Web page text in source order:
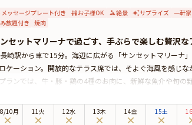
メッセージプレート付き お子様OK 絶景 サプライズ 一軒家
放題付き 焼肉
セットマリーナで過ごす、手ぶらで楽しむ贅沢
崎駅から車で15分。海辺に広がる「サンセットマリーナ
ケーション。開放的なテラス席では、そよぐ海風を感じ
ランでは、牛・豚・鶏の4種のお肉に、新鮮な魚介や旬
ールをはじめとする70種以上のアルコールやソフトドリ
けます。
/10月 11火 12水 13木 14金 15土